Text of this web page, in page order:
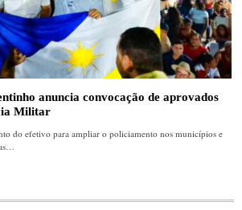
anuncia convocação de aprovados
Militar
do efetivo para ampliar o policiamento nos municípios e